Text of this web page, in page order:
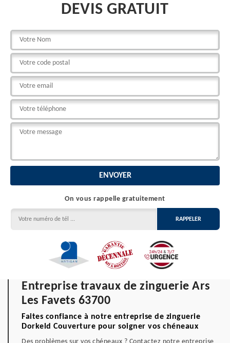
DEVIS GRATUIT
On vous rappelle gratuitement
Entreprise travaux de zinguerie Ars
Les Favets 63700
Faites confiance à notre entreprise de zinguerie
Dorkeld Couverture pour soigner vos chéneaux